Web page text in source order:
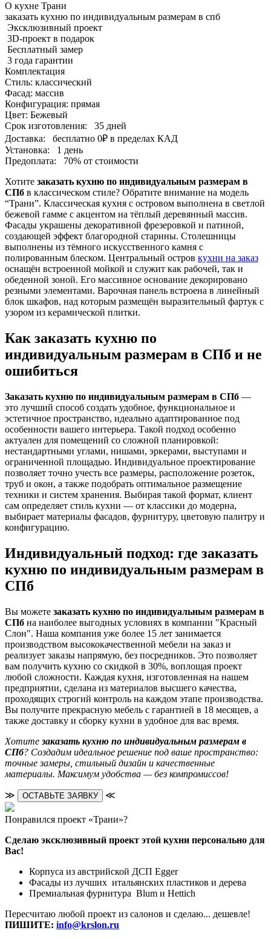
О кухне Трани
заказать кухню по индивидуальным размерам в спб
Эксклюзивный проект
3D-проект в подарок
Бесплатный замер
3 года гарантии
Комплектация
Стиль: классический
Фасад: массив
Конфигурация: прямая
Цвет: Бежевый
Срок изготовления:
35 дней
Доставка:
бесплатно 0₽ в пределах КАД
Установка:
1 день
Предоплата:
70% от стоимости
Хотите заказать кухню по индивидуальным размерам в
СПб в классическом стиле? Обратите внимание на модель
“Трани”. Классическая кухня с островом выполнена в светлой
бежевой гамме с акцентом на тёплый деревянный массив.
Фасады украшены декоративной фрезеровкой и патиной,
создающей эффект благородной старины. Столешницы
выполнены из тёмного искусственного камня с
полированным блеском. Центральный остров кухни на заказ
оснащён встроенной мойкой и служит как рабочей, так и
обеденной зоной. Его массивное основание декорировано
резными элементами. Варочная панель встроена в линейный
блок шкафов, над которым размещён выразительный фартук с
узором из керамической плитки.
Как заказать кухню по
индивидуальным размерам в СПб и не
ошибиться
Заказать кухню по индивидуальным размерам в СПб —
это лучший способ создать удобное, функциональное и
эстетичное пространство, идеально адаптированное под
особенности вашего интерьера. Такой подход особенно
актуален для помещений со сложной планировкой:
нестандартными углами, нишами, эркерами, выступами и
ограниченной площадью. Индивидуальное проектирование
позволяет точно учесть все размеры, расположение розеток,
труб и окон, а также подобрать оптимальное размещение
техники и систем хранения. Выбирая такой формат, клиент
сам определяет стиль кухни — от классики до модерна,
выбирает материалы фасадов, фурнитуру, цветовую палитру и
конфигурацию.
Индивидуальный подход: где заказать
кухню по индивидуальным размерам в
СПб
Вы можете заказать кухню по индивидуальным размерам в
СПб на наиболее выгодных условиях в компании "Красный
Слон". Наша компания уже более 15 лет занимается
производством высококачественной мебели на заказ и
реализует заказы напрямую, без посредников. Это позволяет
вам получить кухню со скидкой в 30%, воплощая проект
любой сложности. Каждая кухня, изготовленная на нашем
предприятии, сделана из материалов высшего качества,
проходящих строгий контроль на каждом этапе производства.
Вы получите прекрасную мебель с гарантией в 18 месяцев, а
также доставку и сборку кухни в удобное для вас время.
Хотите заказать кухню по индивидуальным размерам в
СПб? Создадим идеальное решение под ваше пространство:
точные замеры, стильный дизайн и качественные
материалы. Максимум удобства — без компромиссов!
≫ ОСТАВЬТЕ ЗАЯВКУ ≪
Понравился проект «Трани»?
Сделаю эксклюзивный проект этой кухни персонально для
Вас!
Корпуса из австрийской ДСП Egger
Фасады из лучших итальянских пластиков и дерева
Премиальная фурнитура Blum и Hettich
Пересчитаю любой проект из салонов и сделаю... дешевле!
ПИШИТЕ: info@krslon.ru